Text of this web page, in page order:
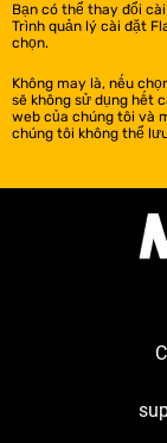
Bạn có thể thay đổi
Trình quản lý cài đặt
chọn.
Không may là, nếu
sẽ không sử dụng hết
web của chúng tôi và
chúng tôi không thể